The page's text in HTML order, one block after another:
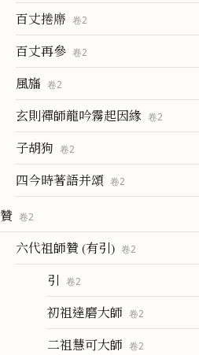
百丈捲廗 卷2
百丈再參 卷2
風旛 卷2
玄則禪師龍吟霧起因緣 卷2
子胡狗 卷2
四今時著語并頌 卷2
贊 卷2
六代祖師贊 (有引) 卷2
引 卷2
初祖達磨大師 卷2
二祖慧可大師 卷2